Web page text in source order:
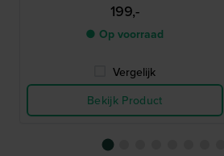
199,-
● Op voorraad
Vergelijk
Bekijk Product